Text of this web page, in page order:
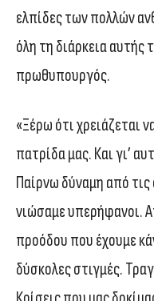
ελπίδες των πολλών
όλη τη διάρκεια αυτής
πρωθυπουργός.
«Ξέρω ότι χρειάζεται
πατρίδα μας. Και γι’
Παίρνω δύναμη από τις
νιώσαμε υπερήφανοι.
προόδου που έχουμε
δύσκολες στιγμές.